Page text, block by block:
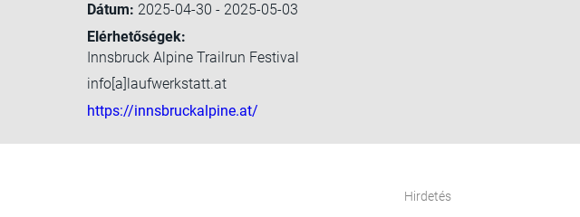
Dátum: 2025-04-30 - 2025-05-03
Elérhetőségek:
Innsbruck Alpine Trailrun Festival
info[a]laufwerkstatt.at
https://innsbruckalpine.at/
Hirdetés